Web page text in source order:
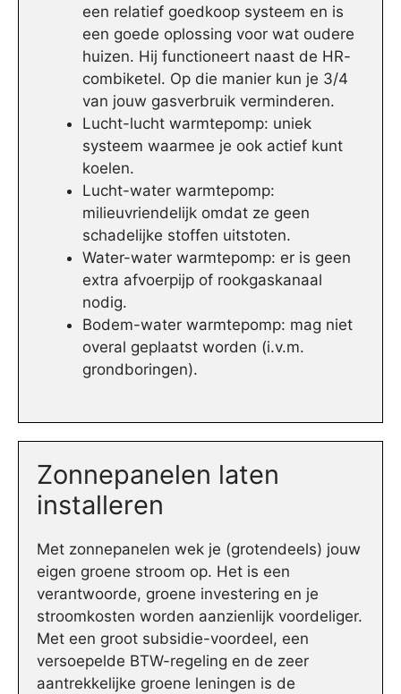
een relatief goedkoop systeem en is
een goede oplossing voor wat oudere
huizen. Hij functioneert naast de HR-
combiketel. Op die manier kun je 3/4
van jouw gasverbruik verminderen.
Lucht-lucht warmtepomp: uniek
systeem waarmee je ook actief kunt
koelen.
Lucht-water warmtepomp:
milieuvriendelijk omdat ze geen
schadelijke stoffen uitstoten.
Water-water warmtepomp: er is geen
extra afvoerpijp of rookgaskanaal
nodig.
Bodem-water warmtepomp: mag niet
overal geplaatst worden (i.v.m.
grondboringen).
Zonnepanelen laten
installeren
Met zonnepanelen wek je (grotendeels) jouw
eigen groene stroom op. Het is een
verantwoorde, groene investering en je
stroomkosten worden aanzienlijk voordeliger.
Met een groot subsidie-voordeel, een
versoepelde BTW-regeling en de zeer
aantrekkelijke groene leningen is de